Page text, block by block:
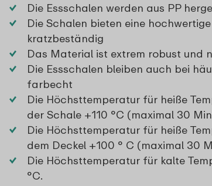
Die Essschalen werden aus PP
Die Schalen bieten eine
kratzbeständig
Das Material ist extrem robust und
Die Essschalen bleiben auch bei
farbecht
Die Höchsttemperatur für heiße
der Schale +110 °C (maximal 30
Die Höchsttemperatur für heiße
dem Deckel +100 ° C (maximal 30
Die Höchsttemperatur für kalte
°C.